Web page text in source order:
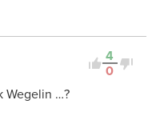
4
0
Wegelin …?